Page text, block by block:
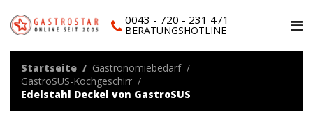
0043 - 720 - 231 471
BERATUNGSHOTLINE
Startseite
Gastronomiebedarf
GastroSUS-Kochgeschirr
Edelstahl Deckel von GastroSUS